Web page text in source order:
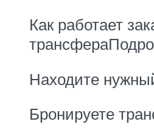
Как работает
Находите
Бронируете